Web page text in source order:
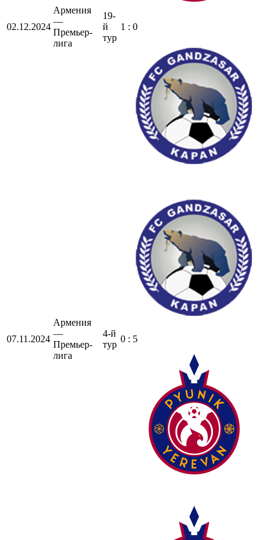
02.12.2024
Армения
—
Премьер-
лига
19-
й
тур
1 : 0
07.11.2024
Армения
—
Премьер-
лига
4-й
тур
0 : 5